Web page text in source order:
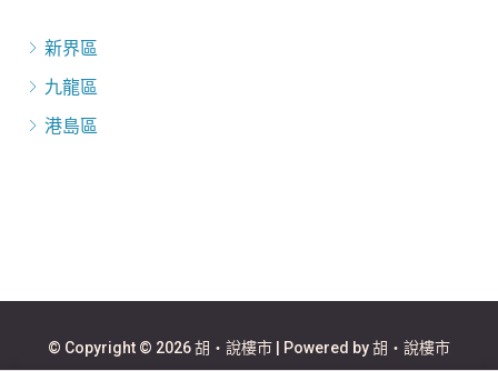
新界區
九龍區
港島區
© Copyright © 2026 胡‧說樓市 | Powered by 胡‧說樓市